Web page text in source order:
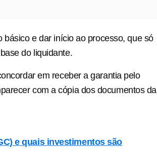
e dar início ao processo, que só
do liquidante.
em receber a garantia pelo
com a cópia dos documentos da
e quais investimentos são